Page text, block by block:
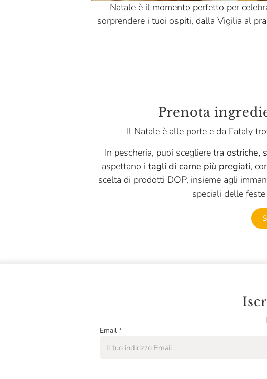
Appennino Food
Aramino
Blue Marlin
Bodrato
Caseificio Gennari
Natale è il momento perfetto per
sorprendere i tuoi ospiti, dalla Vigilia al
Prenota
Il Natale è alle porte e da Eataly
In pescheria, puoi scegliere tra ostriche,
aspettano i tagli di carne più pregiati,
scelta di prodotti DOP, insieme agli
speciali delle
Email *